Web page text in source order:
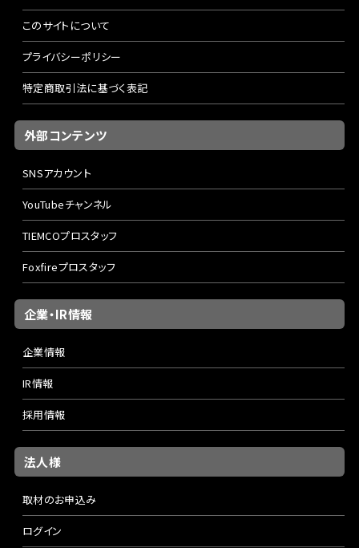
このサイトについて
プライバシーポリシー
特定商取引法に基づく表記
外部コンテンツ
SNSアカウント
YouTubeチャンネル
TIEMCOプロスタッフ
Foxfireプロスタッフ
企業・IR情報
企業情報
IR情報
採用情報
法人様
取材のお申込み
ログイン